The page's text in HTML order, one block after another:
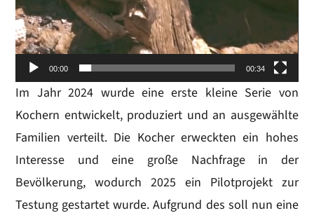
00:00 00:34
Im Jahr 2024 wurde eine erste kleine Serie von
Kochern entwickelt, produziert und an ausgewählte
Familien verteilt. Die Kocher erweckten ein hohes
Interesse und eine große Nachfrage in der
Bevölkerung, wodurch 2025 ein Pilotprojekt zur
Testung gestartet wurde. Aufgrund des soll nun eine